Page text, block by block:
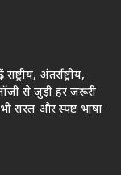
अंतर्राष्ट्रीय,
से जुड़ी हर जरूरी
सरल और स्पष्ट भाषा